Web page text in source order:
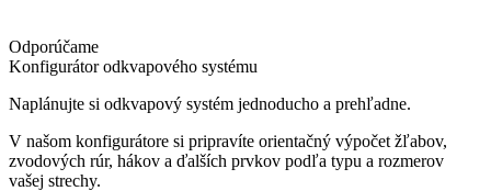
Odporúčame
Konfigurátor odkvapového systému
Naplánujte si odkvapový systém jednoducho a prehľadne.
V našom konfigurátore si pripravíte orientačný výpočet žľabov,
zvodových rúr, hákov a ďalších prvkov podľa typu a rozmerov
vašej strechy.